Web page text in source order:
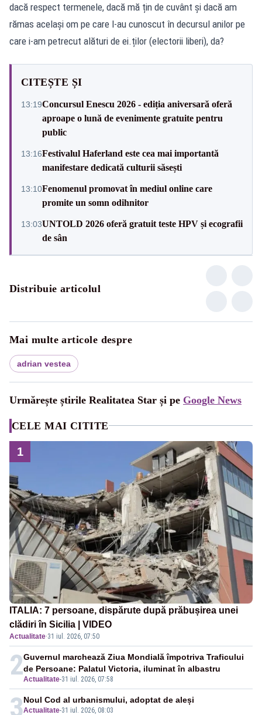
dacă respect termenele, dacă mă țin de cuvânt și dacă am
rămas același om pe care l-au cunoscut în decursul anilor pe
care i-am petrecut alături de ei.ților (electorii liberi), da?
CITEȘTE ȘI
13:19Concursul Enescu 2026 - ediția aniversară oferă
aproape o lună de evenimente gratuite pentru
public
13:16Festivalul Haferland este cea mai importantă
manifestare dedicată culturii săsești
13:10Fenomenul promovat în mediul online care
promite un somn odihnitor
13:03UNTOLD 2026 oferă gratuit teste HPV și ecografii
de sân
Distribuie articolul
Mai multe articole despre
adrian vestea
Urmărește știrile Realitatea Star și pe Google News
CELE MAI CITITE
1
ITALIA: 7 persoane, dispărute după prăbușirea unei
clădiri în Sicilia | VIDEO
Actualitate·31 iul. 2026, 07:50
2Actualitate-31 iul. 2026, 07:58
Guvernul marchează Ziua Mondială împotriva Traficului
de Persoane: Palatul Victoria, iluminat în albastru
3Actualitate-31 iul. 2026, 08:03
Noul Cod al urbanismului, adoptat de aleși